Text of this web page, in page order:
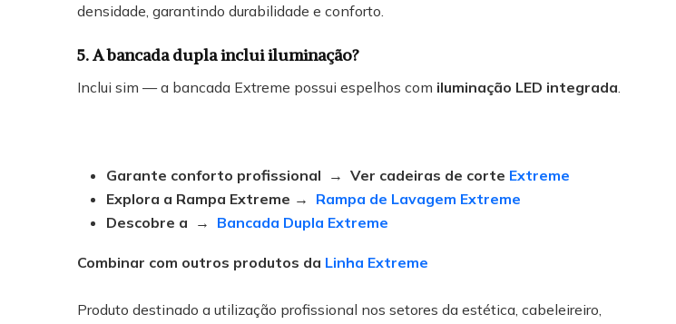
densidade, garantindo durabilidade e conforto.
5. A bancada dupla inclui iluminação?
Inclui sim — a bancada Extreme possui espelhos com iluminação LED integrada
Garante conforto profissional → Ver cadeiras de corte Extreme
Explora a Rampa Extreme → Rampa de Lavagem Extreme
Descobre a → Bancada Dupla Extreme
Combinar com outros produtos da Linha Extreme
Produto destinado a utilização profissional nos setores da estética, cabeleireiro,